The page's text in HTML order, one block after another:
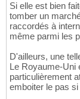
Si elle est bien
tomber un
raccordés à
même parmi les
D'ailleurs, une
Le Royaume-Uni
particulièrement
emboiter le pas